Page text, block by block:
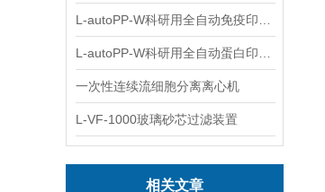
一次性连续流细胞分离离心机
L-VF-1000玻璃砂芯过滤装置
相关文章